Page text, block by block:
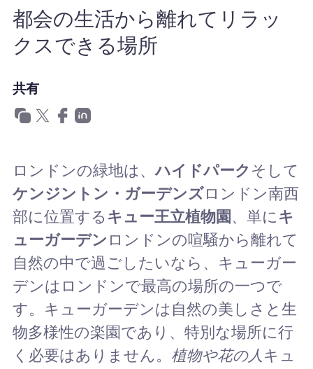
eSIMの使用
企業
都会の生活から離れてリラッ
クスできる場所
共有
ロンドンの緑地は、ハイドパーク そして
ケンジントン・ガーデンズロンドン南西
部に位置する キュー王立植物園 、単に キ
ューガーデン ロンドンの喧騒から離れて
自然の中で過ごしたいなら、キューガー
デンはロンドンで最高の場所の一つで
す。キューガーデンは自然の美しさと生
物多様性の楽園であり、特別な場所に行
く必要はありません。 植物や花の人 キュ